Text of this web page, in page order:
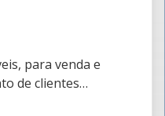
para venda e
de clientes